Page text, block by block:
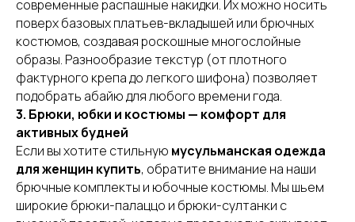
современные распашные накидки. Их можно носить
поверх базовых платьев-вкладышей или брючных
костюмов, создавая роскошные многослойные
образы. Разнообразие текстур (от плотного
фактурного крепа до легкого шифона) позволяет
подобрать абайю для любого времени года.
3. Брюки, юбки и костюмы — комфорт для
активных будней
Если вы хотите стильную мусульманская одежда
для женщин купить, обратите внимание на наши
брючные комплекты и юбочные костюмы. Мы шьем
широкие брюки-палаццо и брюки-султанки с